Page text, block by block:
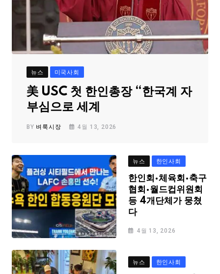
뉴스 미국사회
美 USC 첫 한인총장 “한국계 자
부심으로 세계
BY 벼룩시장 4월 13, 2026
뉴스 한인사회
한인회·체육회·축구
협회·월드컵위원회
등 4개단체가 뭉쳤
다
4월 13, 2026
뉴스 한인사회